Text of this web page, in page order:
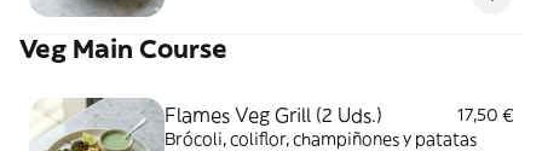
Veg Main Course
Flames Veg Grill (2 Uds.)
17,50 €
Brócoli, coliflor, champiñones y patatas